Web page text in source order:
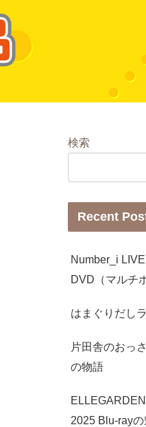
検索
Recent
Number_i
DVD（マルチ
はまぐりだし
片田舎のおっ
の物語
2025 Blu-rayの